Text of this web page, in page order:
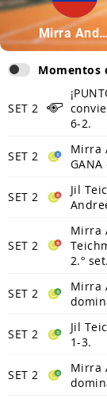
Partícipe:
Mirra Andreeva
Momentos
SET 2
6-2.
SET 2
Mirra
SET 2
Jil
SET 2
Mirra
2.º set.
SET 2
Mirra
SET 2
Jil
1-3.
SET 2
Mirra